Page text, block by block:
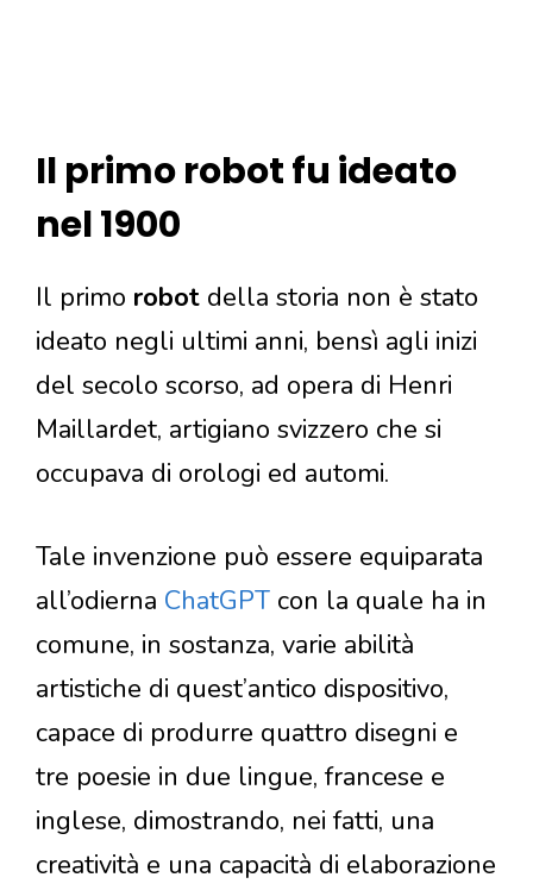
Il primo robot fu ideato
nel 1900
Il primo robot della storia non è stato
ideato negli ultimi anni, bensì agli inizi
del secolo scorso, ad opera di Henri
Maillardet, artigiano svizzero che si
occupava di orologi ed automi.
Tale invenzione può essere equiparata
all’odierna ChatGPT con la quale ha in
comune, in sostanza, varie abilità
artistiche di quest’antico dispositivo,
capace di produrre quattro disegni e
tre poesie in due lingue, francese e
inglese, dimostrando, nei fatti, una
creatività e una capacità di elaborazione